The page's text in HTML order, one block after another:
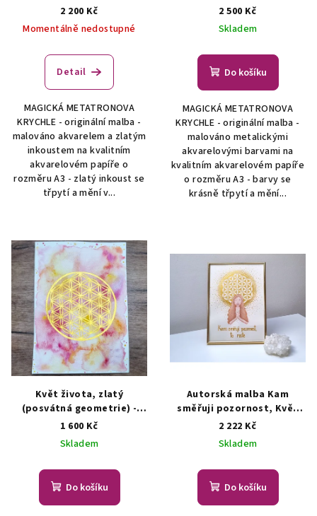
(symbol posvátné
geometrie)
Originální
malba - symbol posvátné
2 200 Kč
Momentálně nedostupné
Detail
MAGICKÁ METATRONOVA
KRYCHLE - originální malba -
malováno akvarelem a zlatým
inkoustem na kvalitním
akvarelovém papíře o
rozměru A3 - zlatý inkoust se
třpytí a mění v...
(symbol posvátné
geometrie)
malba - symbol posvátné
2 500 Kč
Skladem
Do košíku
MAGICKÁ METATRONOVA
KRYCHLE - originální malba -
malováno metalickými
akvarelovými barvami na
kvalitním akvarelovém papíře
o rozměru A3 - barvy se
krásně třpytí a mění...
Květ života, zlatý
(posvátná geometrie) -
autorská malbaOriginální
malba - symbol posvátné
geometrie
1 600 Kč
Skladem
Do košíku
Autorská malba Kam
směřuji pozornost, Květ
života (posvátná
geometrie)
malba - symbol posvátné
2 222 Kč
Skladem
Do košíku